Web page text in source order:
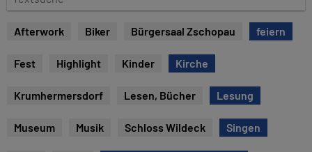
e
Afterwork Biker Bürgersaal Zschopau feiern
Fest Highlight Kinder Kirche
Krumhermersdorf Lesen, Bücher Lesung
Museum Musik Schloss Wildeck Singen